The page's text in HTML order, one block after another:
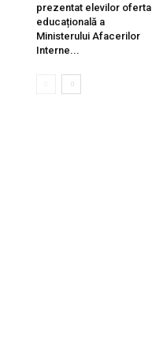
prezentat elevilor oferta
educațională a
Ministerului Afacerilor
Interne...